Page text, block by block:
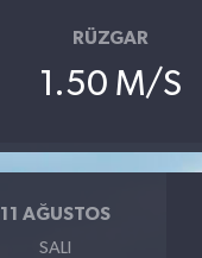
RÜZGAR
1.50 M/S
11 AĞUSTOS
SALI